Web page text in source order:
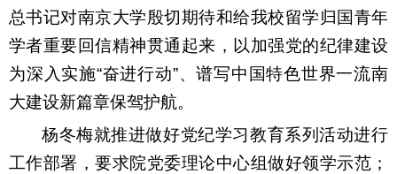
总书记对南京大学殷切期待和给我校留学归国青年
学者重要回信精神贯通起来，以加强党的纪律建设
为深入实施“奋进行动”、谱写中国特色世界一流南
大建设新篇章保驾护航。
杨冬梅就推进做好党纪学习教育系列活动进行
工作部署，要求院党委理论中心组做好领学示范；